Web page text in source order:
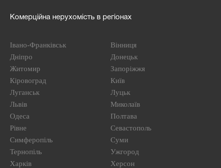
Комерційна нерухомість в регіонах
Івано-Франківськ
Вінниця
Дніпро
Донецьк
Житомир
Запоріжжя
Кіровоград
Київ
Луганськ
Луцьк
Львів
Миколаїв
Одеса
Полтава
Рівне
Севастополь
Симферопіль
Суми
Тернопіль
Ужгород
Харків
Херсон